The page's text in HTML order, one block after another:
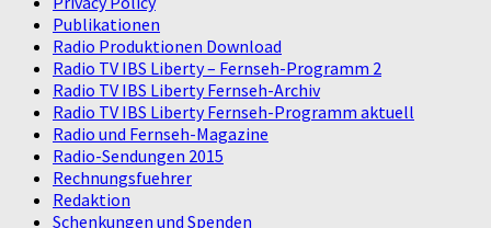
Publikationen
Radio Produktionen Download
Radio TV IBS Liberty – Fernseh-Programm 2
Radio TV IBS Liberty Fernseh-Archiv
Radio TV IBS Liberty Fernseh-Programm aktuell
Radio und Fernseh-Magazine
Radio-Sendungen 2015
Rechnungsfuehrer
Redaktion
Schenkungen und Spenden